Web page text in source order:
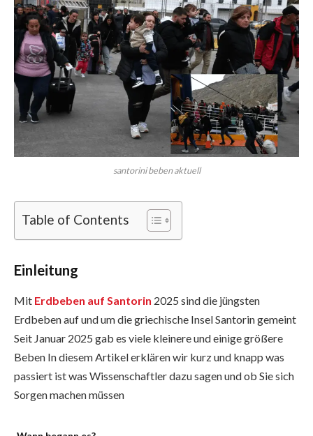
santorini beben aktuell
Table of Contents
Einleitung
Mit Erdbeben auf Santorin 2025 sind die jüngsten
Erdbeben auf und um die griechische Insel Santorin gemeint
Seit Januar 2025 gab es viele kleinere und einige größere
Beben In diesem Artikel erklären wir kurz und knapp was
passiert ist was Wissenschaftler dazu sagen und ob Sie sich
Sorgen machen müssen